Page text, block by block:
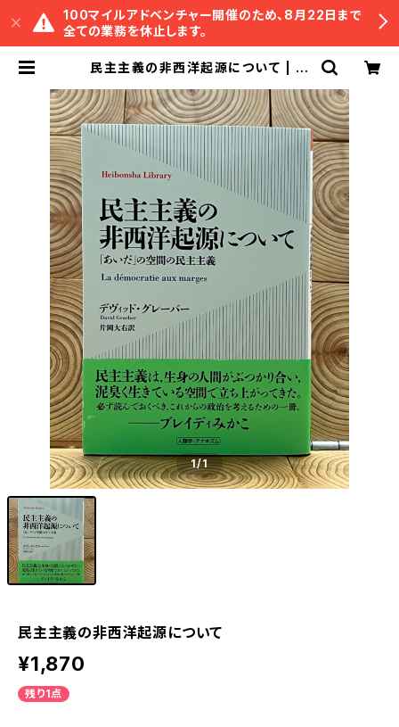
100マイルアドベンチャー開催のため、8月22日まで
全ての業務を休止します。
民主主義の非西洋起源について | 冒
1/1
民主主義の非西洋起源について
¥1,870
残り1点